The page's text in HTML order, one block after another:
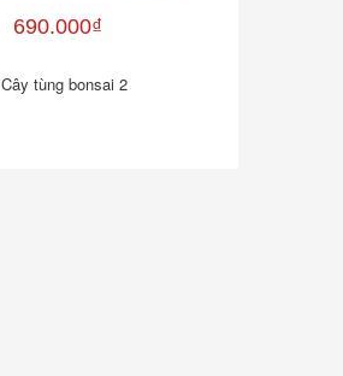
690.000₫
Cây tùng bonsai 2